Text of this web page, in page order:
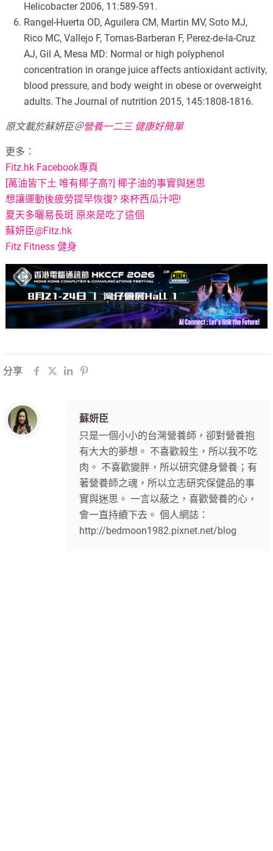
Helicobacter 2006, 11:589-591.
Rangel-Huerta OD, Aguilera CM, Martin MV, Soto MJ,
Rico MC, Vallejo F, Tomas-Barberan F, Perez-de-la-Cruz
AJ, Gil A, Mesa MD: Normal or high polyphenol
concentration in orange juice affects antioxidant activity,
blood pressure, and body weight in obese or overweight
adults. The Journal of nutrition 2015, 145:1808-1816.
原文載於蘇妍臣＠營養一二三 健康好簡單
更多：
Fitz.hk Facebook專頁
[萬油皆下土 唯有椰子高?] 椰子油的事實與迷思
想讓運動後疲勞提早恢復? 來杯西瓜汁吧!
夏天多曬易長斑 原來是吃了這個
蘇妍臣@Fitz.hk
Fitz Fitness 健身
分享
蘇妍臣
只是一個小小的台灣營養師，卻對營養抱
有大大的夢想。 不喜歡殺生，所以我不吃
肉。 不喜歡變胖，所以研究健身營養；有
著營養師之魂，所以立志研究保健品的事
實與迷思。 一言以蔽之，喜歡營養的心，
會一直持續下去。 個人網誌：
http://bedmoon1982.pixnet.net/blog